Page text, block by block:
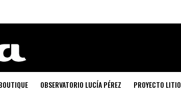
OBSERVATORIO LUCÍA PÉREZ PROYECTO LITIO